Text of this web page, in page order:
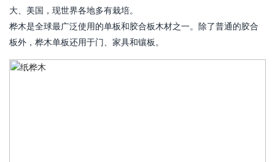
大、美国，现世界各地多有栽培。
桦木是全球最广泛使用的单板和胶合板木材之一。除了普通的胶合
板外，桦木单板还用于门、家具和镶板。